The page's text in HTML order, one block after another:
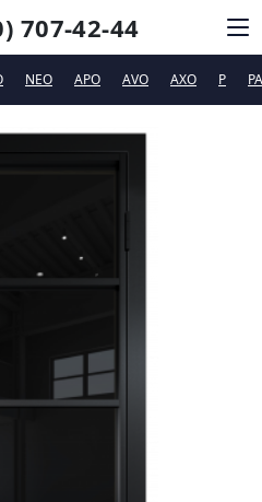
707-42-44
NEO APO AVO AXO P PA